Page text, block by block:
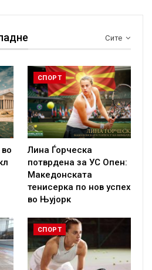
Сите
СПОРТ
Лина Ѓорческа
потврдена за УС Опен:
Македонската
тенисерка по нов успех
во Њујорк
СПОРТ